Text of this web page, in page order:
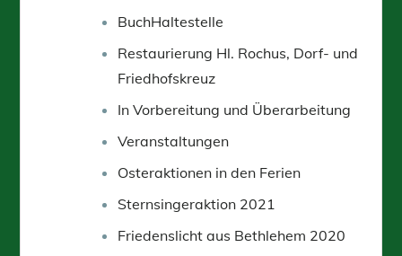
BuchHaltestelle
Restaurierung Hl. Rochus, Dorf- und
Friedhofskreuz
In Vorbereitung und Überarbeitung
Veranstaltungen
Osteraktionen in den Ferien
Sternsingeraktion 2021
Friedenslicht aus Bethlehem 2020